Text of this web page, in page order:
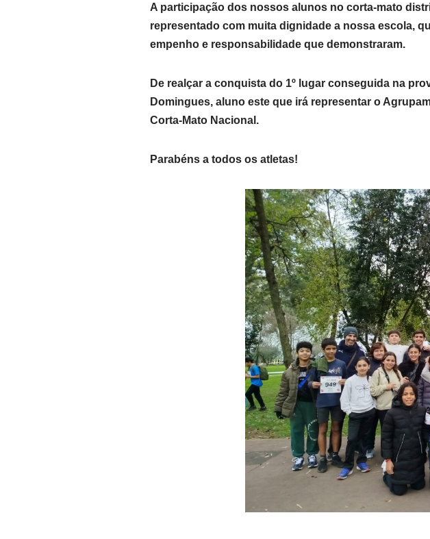
A participação dos nossos alunos no corta-mato
representado com muita dignidade a nossa escola,
empenho e responsabilidade que demonstraram.
De realçar a conquista do 1º lugar conseguida na
Domingues, aluno este que irá representar o
Corta-Mato Nacional.
Parabéns a todos os atletas!